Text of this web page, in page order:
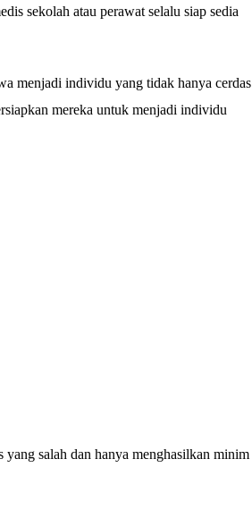
sekolah atau perawat selalu siap sedia
menjadi individu yang tidak hanya cerdas
mereka untuk menjadi individu
salah dan hanya menghasilkan minim